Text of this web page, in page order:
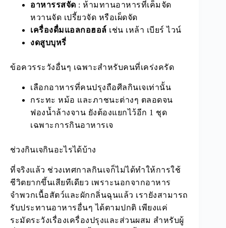
อาหารรสจัด : ห้ามทานอาหารที่เค็มจัด
หวานจัด เปรี้ยวจัด หรือเผ็ดจัด
เครื่องดื่มแอลกอฮอล์ เช่น เหล้า เบียร์ ไวน์
งดสูบบุหรี่
ข้อควรระวังอื่นๆ เฉพาะสำหรับคนที่เคร่งครัด
เลือกอาหารที่คนปรุงถือศีลกินเจเท่านั้น
กระทะ หม้อ และภาชนะต่างๆ ตลอดจน
ฟองน้ำล้างจาน ยังต้องแยกไว้อีก 1 ชุด
เฉพาะการกินอาหารเจ
ช่วงกินเจกินอะไรได้บ้าง
ที่จริงแล้ว ช่วงเทศกาลกินเจก็ไม่ได้ทำให้การใช้
ชีวิตยากขึ้นเสียทีเดียว เพราะนอกจากอาหาร
จำพวกเนื้อสัตว์และผักกลิ่นฉุนแล้ว เรายังสามารถ
รับประทานอาหารอื่นๆ ได้ตามปกติ เพียงแค่
ระมัดระวังเรื่องเครื่องปรุงและส่วนผสม สำหรับผู้